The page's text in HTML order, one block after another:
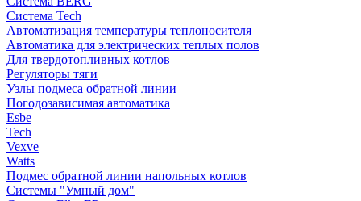
Система Tech
Автоматизация температуры теплоносителя
Автоматика для электрических теплых полов
Для твердотопливных котлов
Регуляторы тяги
Узлы подмеса обратной линии
Погодозависимая автоматика
Esbe
Tech
Vexve
Watts
Подмес обратной линии напольных котлов
Системы "Умный дом"